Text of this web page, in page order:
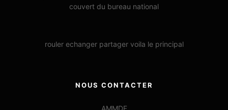
couvert du bureau national
rouler echanger partager voila le principal
NOUS CONTACTER
AMMDF